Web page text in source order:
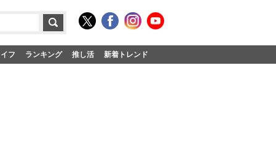
フ ランキング 推し活 新着トレンド